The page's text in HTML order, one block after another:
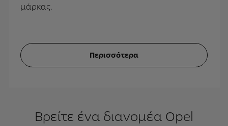
μάρκας.
Περισσότερα
Βρείτε ένα διανομέα Opel